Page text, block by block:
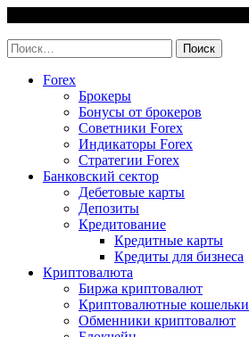
content
Найти:
Forex
Брокеры
Бонусы от брокеров
Советники Forex
Индикаторы Forex
Стратегии Forex
Банковский сектор
Дебетовые карты
Депозиты
Кредитование
Кредитные карты
Кредиты для бизнеса
Криптовалюта
Биржа криптовалют
Криптовалютные кошельки
Обменники криптовалют